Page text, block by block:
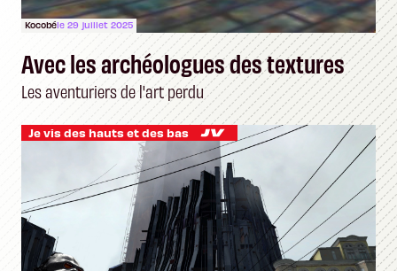
Kocobéle 29 juillet 2025
Avec les archéologues des textures
Les aventuriers de l'art perdu
Je vis des hauts et des bas